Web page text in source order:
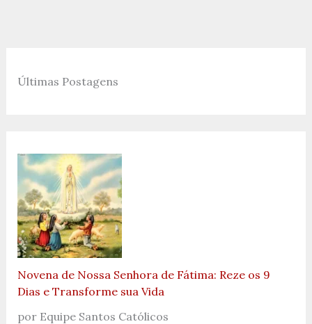
Últimas Postagens
Novena de Nossa Senhora de Fátima: Reze os 9
Dias e Transforme sua Vida
por Equipe Santos Católicos